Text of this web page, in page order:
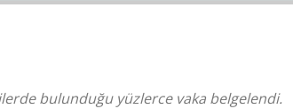
bulunduğu yüzlerce vaka belgelendi.